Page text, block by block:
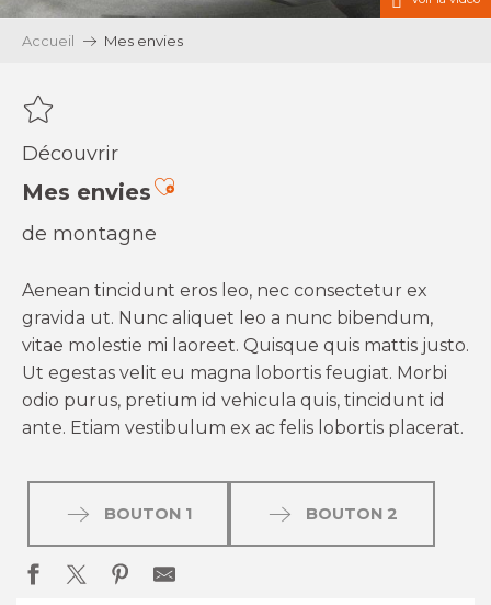
Accueil Mes envies
Découvrir
Mes enviesAjouter aux favoris
de montagne
Aenean tincidunt eros leo, nec consectetur ex
gravida ut. Nunc aliquet leo a nunc bibendum,
vitae molestie mi laoreet. Quisque quis mattis justo.
Ut egestas velit eu magna lobortis feugiat. Morbi
odio purus, pretium id vehicula quis, tincidunt id
ante. Etiam vestibulum ex ac felis lobortis placerat.
BOUTON 1 BOUTON 2